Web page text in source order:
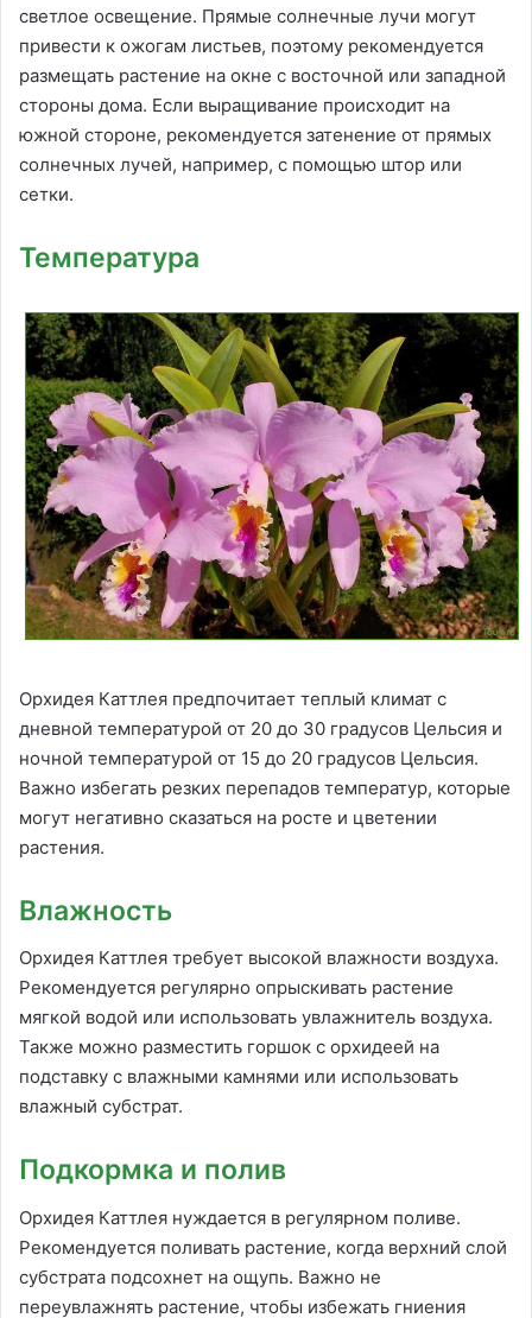
светлое освещение. Прямые солнечные лучи могут
привести к ожогам листьев, поэтому рекомендуется
размещать растение на окне с восточной или западной
стороны дома. Если выращивание происходит на
южной стороне, рекомендуется затенение от прямых
солнечных лучей, например, с помощью штор или
сетки.
Температура
Орхидея Каттлея предпочитает теплый климат с
дневной температурой от 20 до 30 градусов Цельсия и
ночной температурой от 15 до 20 градусов Цельсия.
Важно избегать резких перепадов температур, которые
могут негативно сказаться на росте и цветении
растения.
Влажность
Орхидея Каттлея требует высокой влажности воздуха.
Рекомендуется регулярно опрыскивать растение
мягкой водой или использовать увлажнитель воздуха.
Также можно разместить горшок с орхидеей на
подставку с влажными камнями или использовать
влажный субстрат.
Подкормка и полив
Орхидея Каттлея нуждается в регулярном поливе.
Рекомендуется поливать растение, когда верхний слой
субстрата подсохнет на ощупь. Важно не
переувлажнять растение, чтобы избежать гниения